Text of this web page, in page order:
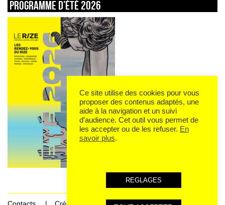
Programme d’été 2026
Ce site utilise des cookies pour vous
proposer des contenus adaptés, une
aide à la navigation et un suivi
d’audience. Cet outil vous permet de
les accepter ou de les refuser. En
savoir plus.
REGLAGES